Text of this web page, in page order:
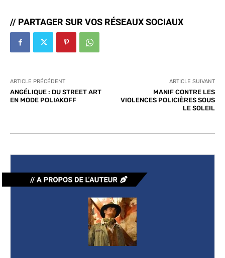
// PARTAGER SUR VOS RÉSEAUX SOCIAUX
ARTICLE PRÉCÉDENT
ANGÉLIQUE : DU STREET ART
EN MODE POLIAKOFF
ARTICLE SUIVANT
MANIF CONTRE LES
VIOLENCES POLICIÈRES SOUS
LE SOLEIL